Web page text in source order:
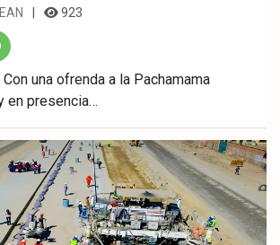
EAN 923
una ofrenda a la Pachamama
en presencia…